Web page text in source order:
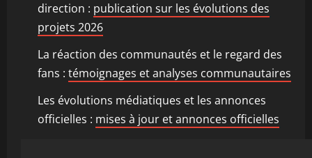
direction : publication sur les évolutions des
projets 2026
La réaction des communautés et le regard des
fans : témoignages et analyses communautaires
Les évolutions médiatiques et les annonces
officielles : mises à jour et annonces officielles